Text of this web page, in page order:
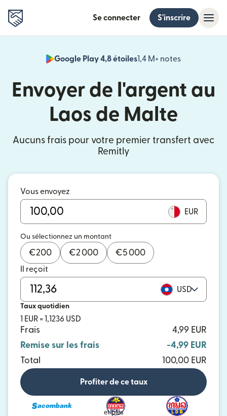
Se connecter S'inscrire
Google Play 4,8 étoiles1,4 M+ notes
Envoyer de l'argent au
Laos de Malte
Aucuns frais pour votre premier transfert avec
Remitly
Vous envoyez
EUR
Ou sélectionnez un montant
€200 €2 000 €5 000
Il reçoit
USD
Taux quotidien
1 EUR = 1,1236 USD
Frais
4,99 EUR
Remise sur les frais
-4,99 EUR
Total
100,00 EUR
Profiter de ce taux
et plus